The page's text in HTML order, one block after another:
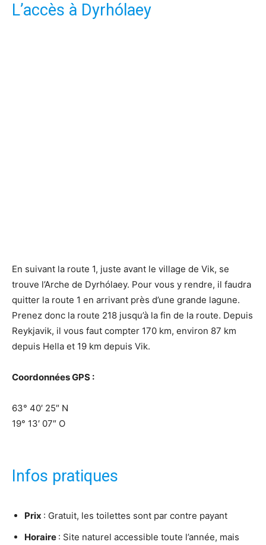
L’accès à Dyrhólaey
En suivant la route 1, juste avant le village de Vik, se
trouve l’Arche de Dyrhólaey. Pour vous y rendre, il faudra
quitter la route 1 en arrivant près d’une grande lagune.
Prenez donc la route 218 jusqu’à la fin de la route. Depuis
Reykjavik, il vous faut compter 170 km, environ 87 km
depuis Hella et 19 km depuis Vik.
Coordonnées GPS :
63° 40′ 25″ N
19° 13′ 07″ O
Infos pratiques
Prix : Gratuit, les toilettes sont par contre payant
Horaire : Site naturel accessible toute l’année, mais